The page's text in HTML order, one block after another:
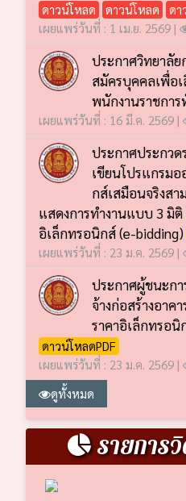
ดาวน์โหลด ดาวน์โหลด ดา
เผยแพร่วันที่ : 1 เม.ย. 2569 |
ประกาศวิทยาลัย
สมัครบุคคลเพื่อ
พนักงานราชการ
เผยแพร่วันที่ : 16 มี.ค. 2569 |
ประกาศประกว
เขียนโปรแกรม
กส์เสมือนจริงส
แสดงการทำงานแบบ 3 มิติ
อิเล็กทรอนิกส์ (e-bidding)
เผยแพร่วันที่ : 23 ม.ค. 2569 |
ประกาศผู้ชนะกา
จ้างก่อสร้างอาค
ราคาอิเล็กทรอ
ดาวน์โหลดPDF
เผยแพร่วันที่ : 23 ม.ค. 2569 |
ดูทั้งหมด
รายการ